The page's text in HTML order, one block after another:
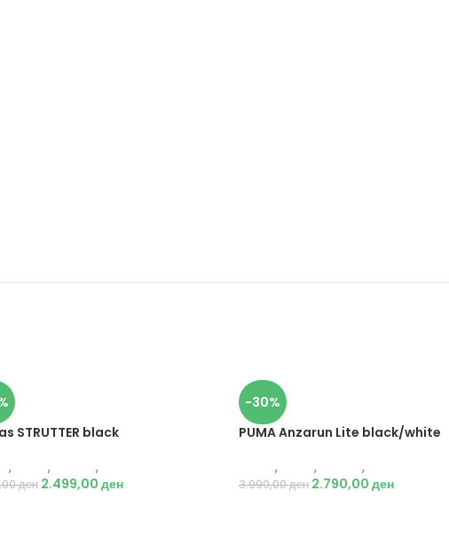
STRUTTER black
, , ,
ден 2.499,00 ден
-30%
PUMA Anzarun Lite black/white
, , ,
3.990,00ден 2.790,00 ден